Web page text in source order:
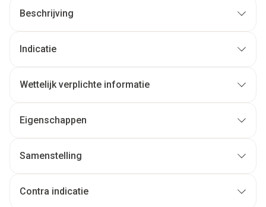
Beschrijving
Indicatie
Wettelijk verplichte informatie
Eigenschappen
Samenstelling
Contra indicatie